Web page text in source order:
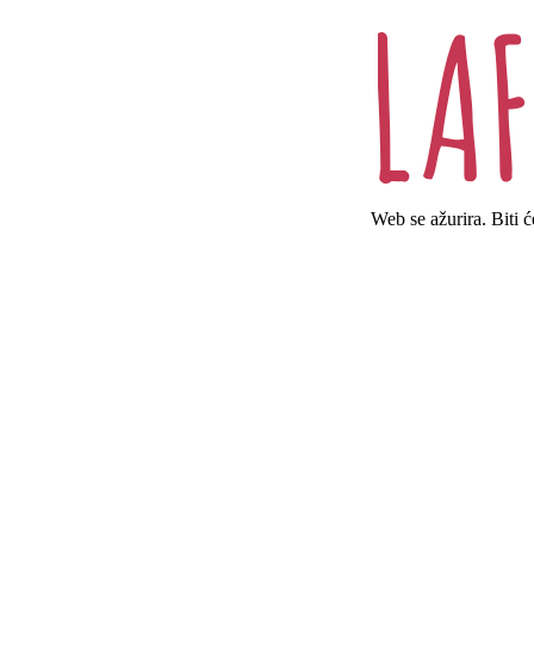
Web se ažurira. Biti